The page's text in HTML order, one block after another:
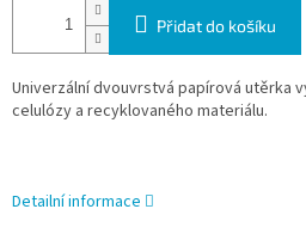
Přidat do košíku
Univerzální dvouvrstvá papírová utěrka
celulózy a recyklovaného materiálu.
Detailní informace